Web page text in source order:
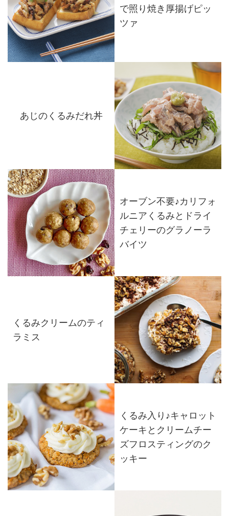
で照り焼き厚揚げピッ
ツァ
あじのくるみだれ丼
オーブン不要♪カリフォ
ルニアくるみとドライ
チェリーのグラノーラ
バイツ
くるみクリームのティ
ラミス
くるみ入り♪キャロット
ケーキとクリームチー
ズフロスティングのク
ッキー